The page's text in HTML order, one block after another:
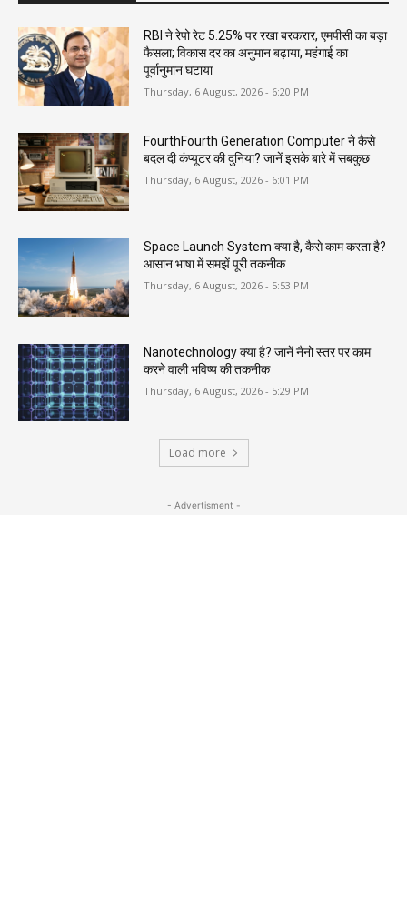
RBI ने रेपो रेट 5.25% पर रखा बरकरार, एमपीसी का बड़ा
फैसला; विकास दर का अनुमान बढ़ाया, महंगाई का
पूर्वानुमान घटाया
Thursday, 6 August, 2026 - 6:20 PM
FourthFourth Generation Computer ने कैसे
बदल दी कंप्यूटर की दुनिया? जानें इसके बारे में सबकुछ
Thursday, 6 August, 2026 - 6:01 PM
Space Launch System क्या है, कैसे काम करता है?
आसान भाषा में समझें पूरी तकनीक
Thursday, 6 August, 2026 - 5:53 PM
Nanotechnology क्या है? जानें नैनो स्तर पर काम
करने वाली भविष्य की तकनीक
Thursday, 6 August, 2026 - 5:29 PM
Load more
- Advertisment -